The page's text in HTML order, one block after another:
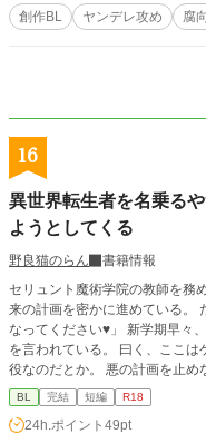
創作BL ヤンデレ攻め 腐
16
異世界転生者を名乗る
ようとしてくる
野良猫のらん
書籍情報
セリュント魔術学院の教師を務
来の計画を密かに進めている
なってください♥」 新学期早々
を言われている。 曰く、ここ
役なのだとか。 悪の計画を止め
「攻略対象」になった。 自分よ
たサイラスを前に、ギヨームはたじたじにな
の話のタイトルには*をつけます！
BL 完結 短編 R18
24h.ポイント 49pt